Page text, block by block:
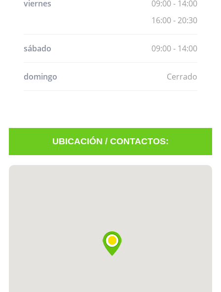
viernes
09:00 - 14:00
16:00 - 20:30
sábado 09:00 - 14:00
domingo Cerrado
UBICACIÓN / CONTACTOS: